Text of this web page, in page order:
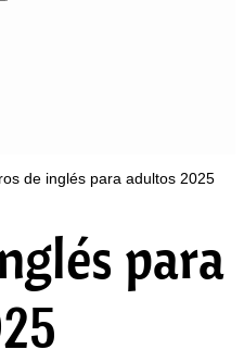
de inglés para adultos 2025
para